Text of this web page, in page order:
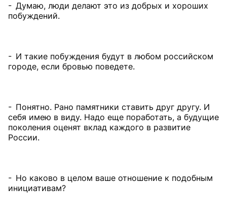
- Думаю, люди делают это из добрых и хороших
побуждений.
- И такие побуждения будут в любом российском
городе, если бровью поведете.
- Понятно. Рано памятники ставить друг другу. И
себя имею в виду. Надо еще поработать, а будущие
поколения оценят вклад каждого в развитие
России.
- Но каково в целом ваше отношение к подобным
инициативам?